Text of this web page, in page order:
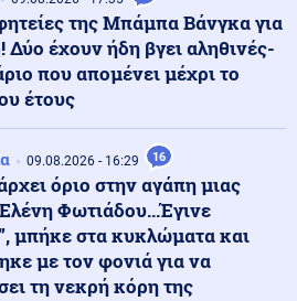
- 22:50
Πουρασέ στην Κολομβία – Δεν
σεισμό
έπεσε σε γκρεμό 30 μέτρων
στην Άρτα
- 22:40
ηλεκτρικής ενέργειας του
της Μπάμπα Βάνγκα για
Δύο έχουν ήδη βγει αληθινές-
που απομένει μέχρι το
έτους
09.08.2026 - 16:29 16
όριο στην αγάπη μιας
Φωτιάδου...Έγινε
μπήκε στα κυκλώματα και
με τον φονιά για να
τη νεκρή κόρη της